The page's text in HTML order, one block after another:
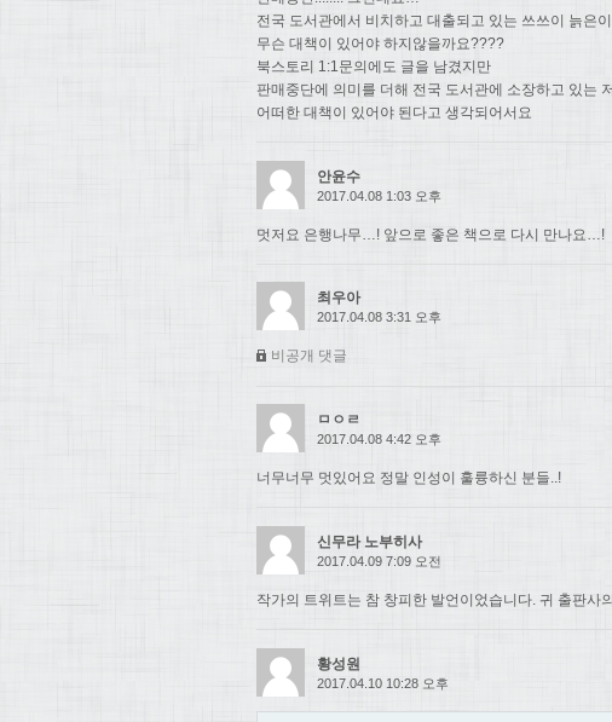
전국 도서관에서 비치하고 대출되고 있는 쓰쓰이 늙은
무슨 대책이 있어야 하지않을까요????
북스토리 1:1문의에도 글을 남겼지만
판매중단에 의미를 더해 전국 도서관에 소장하고 있는
어떠한 대책이 있어야 된다고 생각되어서요
안윤수
2017.04.08 1:03 오후
멋저요 은행나무…! 앞으로 좋은 책으로 다시 만나요…!
최우아
2017.04.08 3:31 오후
비공개 댓글
ㅁㅇㄹ
2017.04.08 4:42 오후
너무너무 멋있어요 정말 인성이 훌륭하신 분들..!
신무라 노부히사
2017.04.09 7:09 오전
작가의 트위트는 참 창피한 발언이었습니다. 귀 출판
황성원
2017.04.10 10:28 오후